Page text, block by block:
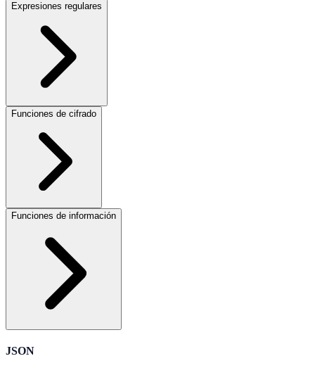
Expresiones regulares
Funciones de cifrado
Funciones de información
JSON